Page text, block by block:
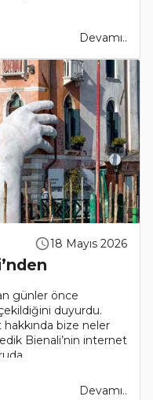
Devamı..
18 Mayıs 2026
günler önce
duyurdu.
bize neler
Bienali’nin internet
Devamı..